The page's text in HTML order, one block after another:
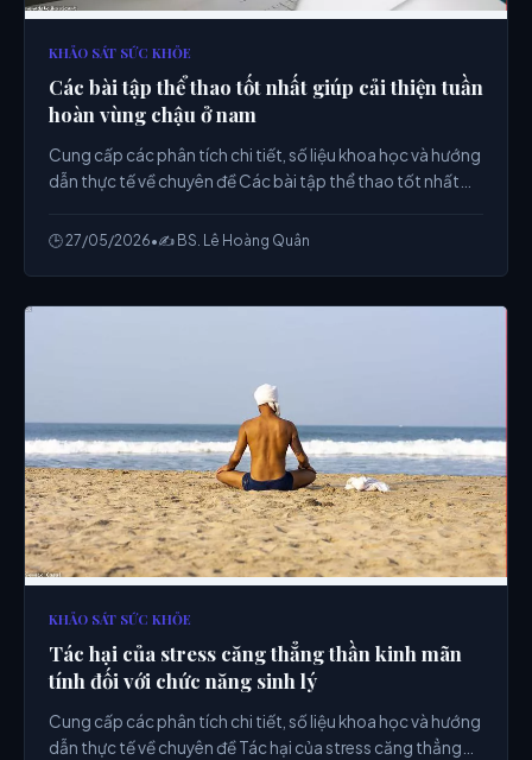
KHẢO SÁT SỨC KHỎE
Các bài tập thể thao tốt nhất giúp cải thiện tuần
hoàn vùng chậu ở nam
Cung cấp các phân tích chi tiết, số liệu khoa học và hướng
dẫn thực tế về chuyên đề Các bài tập thể thao tốt nhất
🕒 27/05/2026•✍️ BS. Lê Hoàng Quân
KHẢO SÁT SỨC KHỎE
Tác hại của stress căng thẳng thần kinh mãn
tính đối với chức năng sinh lý
Cung cấp các phân tích chi tiết, số liệu khoa học và hướng
dẫn thực tế về chuyên đề Tác hại của stress căng thẳng